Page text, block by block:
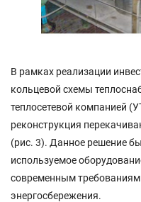
В рамках реализации
кольцевой схемы
теплосетевой компанией
реконструкция
(рис. 3). Данное решение
используемое
современным требованиям
энергосбережения.